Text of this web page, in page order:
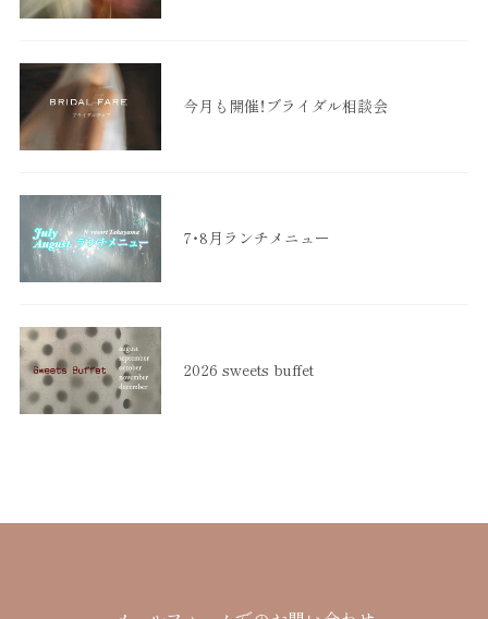
今月も開催！ブライダル相談会
7・8月ランチメニュー
2026 sweets buffet